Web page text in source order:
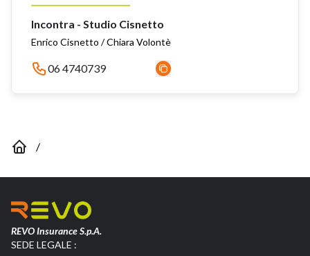
Incontra - Studio Cisnetto
Enrico Cisnetto / Chiara Volontè
06 4740739
/
REVO Insurance S.p.A.
SEDE LEGALE :